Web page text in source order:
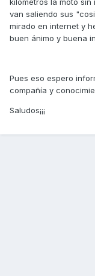
kilometros la moto
van saliendo sus
mirado en internet y
buen ánimo y buena
Pues eso espero
compañía y
Saludos¡¡¡